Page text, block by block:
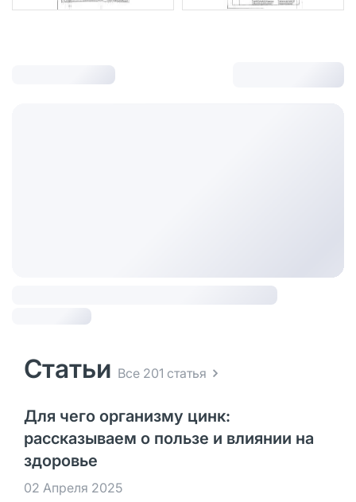
Статьи Все 201 статья
Для чего организму цинк:
рассказываем о пользе и влиянии на
здоровье
02 Апреля 2025